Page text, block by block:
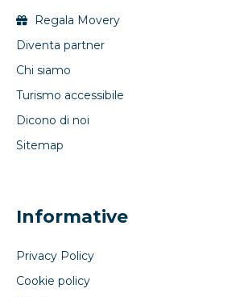
Regala Movery
Diventa partner
Chi siamo
Turismo accessibile
Dicono di noi
Sitemap
Informative
Privacy Policy
Cookie policy